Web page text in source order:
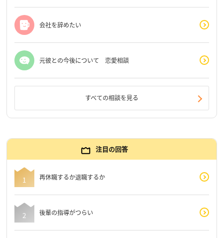
会社を辞めたい
元彼との今後について 恋愛相談
すべての相談を見る
注目の回答
再休職するか退職するか
後輩の指導がつらい